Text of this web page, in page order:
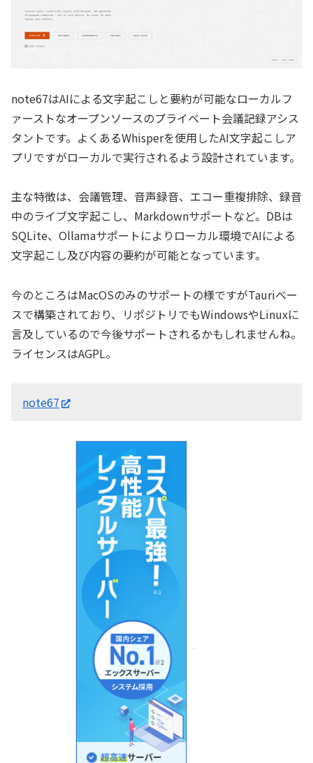
note67はAIによる文字起こしと要約が可能なローカルフ
ァーストなオープンソースのプライベート会議記録アシス
タントです。よくあるWhisperを使用したAI文字起こしア
プリですがローカルで実行されるよう設計されています。
主な特徴は、会議管理、音声録音、エコー重複排除、録音
中のライブ文字起こし、Markdownサポートなど。DBは
SQLite、Ollamaサポートによりローカル環境でAIによる
文字起こし及び内容の要約が可能となっています。
今のところはMacOSのみのサポートの様ですがTauriベー
スで構築されており、リポジトリでもWindowsやLinuxに
言及しているので今後サポートされるかもしれませんね。
ライセンスはAGPL。
note67